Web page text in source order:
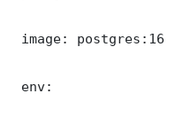
image: postgres:16
env: